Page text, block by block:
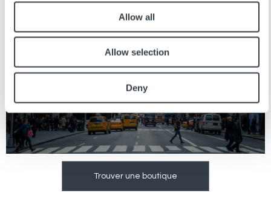
Allow all
Allow selection
Deny
AMÉRIQUE DU NORD
5 BOUTIQUES
Trouver une boutique